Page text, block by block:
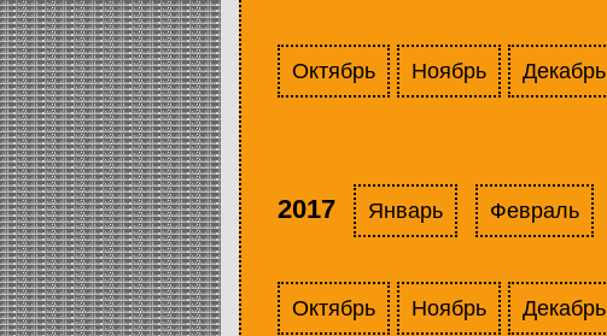
Октябрь Ноябрь Декабрь
2017 Январь Февраль
Октябрь Ноябрь Декабрь